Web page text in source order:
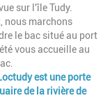
sur l'île Tudy.
nous marchons
le bac situé au port
vous accueille au
est une porte
de la rivière de